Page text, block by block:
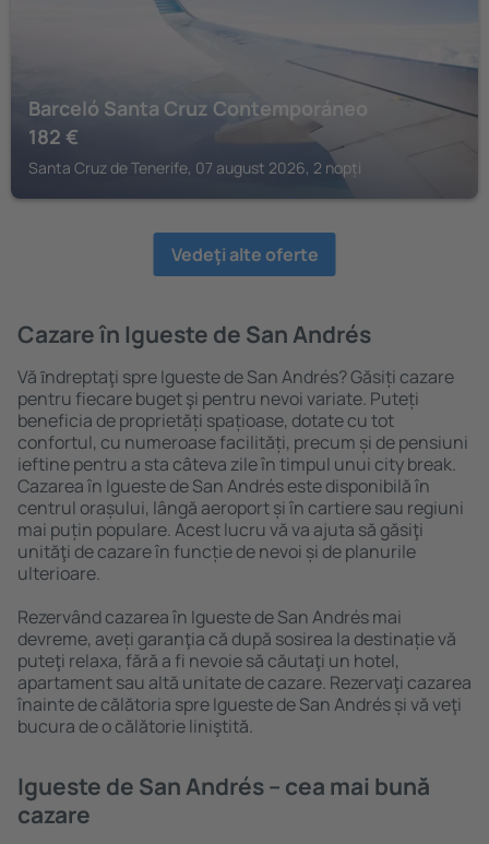
Barceló Santa Cruz Contemporáneo
182 €
Santa Cruz de Tenerife, 07 august 2026, 2 nopți
Vedeţi alte oferte
Cazare în Igueste de San Andrés
Vă ȋndreptaţi spre Igueste de San Andrés? Găsiți cazare
pentru fiecare buget şi pentru nevoi variate. Puteți
beneficia de proprietăți spațioase, dotate cu tot
confortul, cu numeroase facilități, precum și de pensiuni
ieftine pentru a sta câteva zile în timpul unui city break.
Cazarea în Igueste de San Andrés este disponibilă în
centrul orașului, lângă aeroport și în cartiere sau regiuni
mai puțin populare. Acest lucru vă va ajuta să găsiţi
unităţi de cazare în funcție de nevoi și de planurile
ulterioare.
Rezervând cazarea în Igueste de San Andrés mai
devreme, aveți garanţia că după sosirea la destinație vă
puteţi relaxa, fără a fi nevoie să căutaţi un hotel,
apartament sau altă unitate de cazare. Rezervaţi cazarea
înainte de călătoria spre Igueste de San Andrés și vă veţi
bucura de o călătorie liniştită.
Igueste de San Andrés – cea mai bună
cazare